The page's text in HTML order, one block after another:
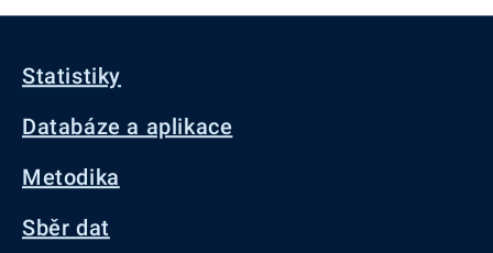
Statistiky
Databáze a aplikace
Metodika
Sběr dat